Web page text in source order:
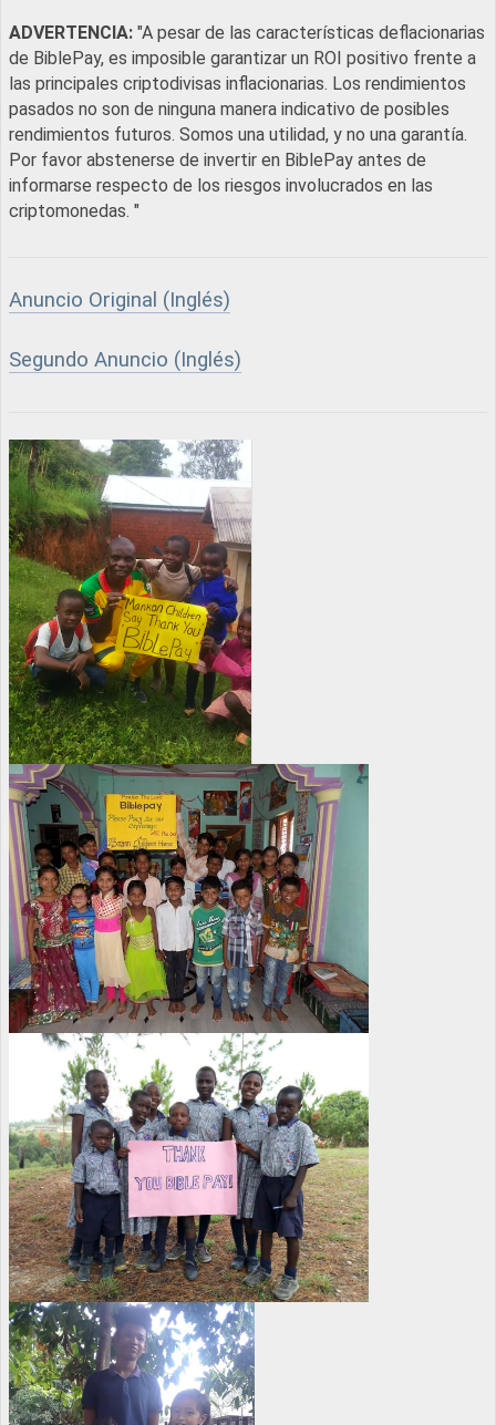
ADVERTENCIA: "A pesar de las características deflacionarias
de BiblePay, es imposible garantizar un ROI positivo frente a
las principales criptodivisas inflacionarias. Los rendimientos
pasados no son de ninguna manera indicativo de posibles
rendimientos futuros. Somos una utilidad, y no una garantía.
Por favor abstenerse de invertir en BiblePay antes de
informarse respecto de los riesgos involucrados en las
criptomonedas. "
Anuncio Original (Inglés)
Segundo Anuncio (Inglés)